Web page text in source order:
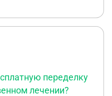
ссылаясь на то,
технически сложным
Но ведь
никаких записей),
в моем случае?
заявление
переделку
лечении?